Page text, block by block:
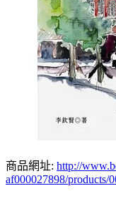
商品網址: http://
af000027898/products/